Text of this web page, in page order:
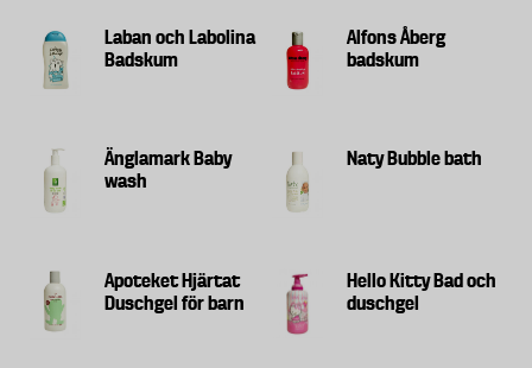
Laban och Labolina
Badskum
Alfons Åberg
badskum
Änglamark Baby
wash
Naty Bubble bath
Apoteket Hjärtat
Duschgel för barn
Hello Kitty Bad och
duschgel